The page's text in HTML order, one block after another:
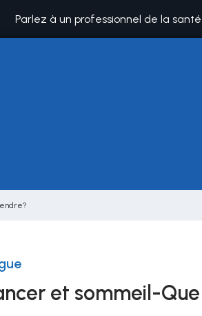
Parlez à un professionnel de la
et sommeil-